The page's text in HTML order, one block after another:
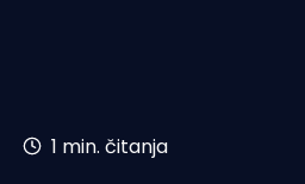
1 min. čitanja